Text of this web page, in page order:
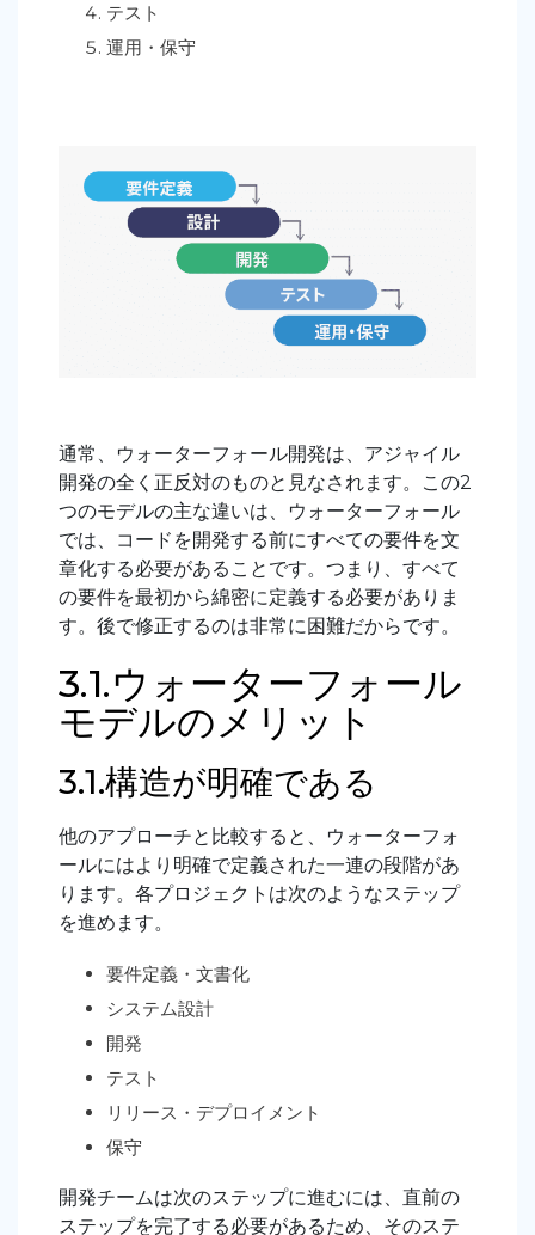
テスト
運用・保守
通常、ウォーターフォール開発は、アジャイル
開発の全く正反対のものと見なされます。この2
つのモデルの主な違いは、ウォーターフォール
では、コードを開発する前にすべての要件を文
章化する必要があることです。つまり、すべて
の要件を最初から綿密に定義する必要がありま
す。後で修正するのは非常に困難だからです。
3.1.ウォーターフォール
モデルのメリット
3.1.構造が明確である
他のアプローチと比較すると、ウォーターフォ
ールにはより明確で定義された一連の段階があ
ります。各プロジェクトは次のようなステップ
を進めます。
要件定義・文書化
システム設計
開発
テスト
リリース・デプロイメント
保守
開発チームは次のステップに進むには、直前の
ステップを完了する必要があるため、そのステ